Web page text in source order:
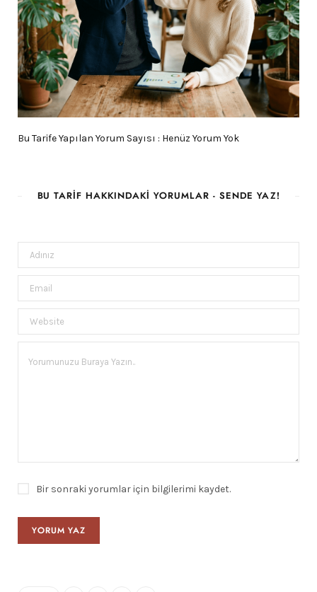
Bu Tarife Yapılan Yorum Sayısı : Henüz Yorum Yok
BU TARIF HAKKINDAKI YORUMLAR - SENDE YAZ!
Bir sonraki yorumlar için bilgilerimi kaydet.